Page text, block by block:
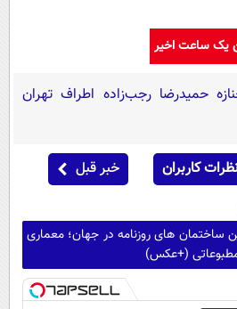
یک ساعت اخیر
حمیدرضا رجب‌زاده اطراف تهران
کاربران خبر قبل
ساختمان های روزنامه در جهان؛ معماری
(+عکس)